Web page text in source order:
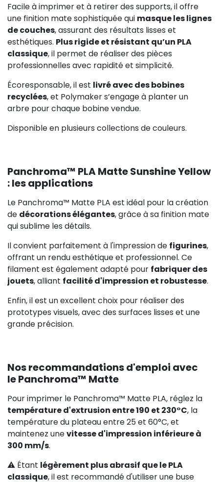
Facile à imprimer et à retirer des supports, il offre
une finition mate sophistiquée qui masque les lignes
de couches, assurant des résultats lisses et
esthétiques. Plus rigide et résistant qu’un PLA
classique, il permet de réaliser des pièces
professionnelles avec rapidité et simplicité.
Écoresponsable, il est livré avec des bobines
recyclées, et Polymaker s’engage à planter un
arbre pour chaque bobine vendue.
Disponible en plusieurs collections de couleurs.
Panchroma™ PLA Matte Sunshine Yellow
: les applications
Le Panchroma™ Matte PLA est idéal pour la création
de décorations élégantes, grâce à sa finition mate
qui sublime les détails.
Il convient parfaitement à l'impression de figurines,
offrant un rendu esthétique et professionnel. Ce
filament est également adapté pour fabriquer des
jouets, alliant facilité d'impression et robustesse.
Enfin, il est un excellent choix pour réaliser des
prototypes visuels, avec des surfaces lisses et une
grande précision.
Nos recommandations d'emploi avec
le Panchroma™ Matte
Pour imprimer le Panchroma™ Matte PLA, réglez la
température d'extrusion entre 190 et 230°C, la
température du plateau entre 25 et 60°C, et
maintenez unevitesse d'impression inférieure à
300 mm/s.
⚠️ Étant légèrement plus abrasif que le PLA
classique, il est recommandé d'utiliser une buse